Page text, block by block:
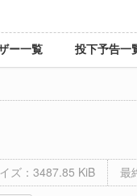
ー一覧 投下予告一
ズ：3487.85 KiB 最